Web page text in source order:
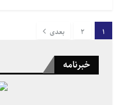
1
2 بعدی
خبرنامه